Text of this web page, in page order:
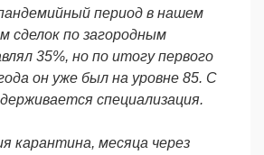
период в нашем
сделок по загородным
35%, но по итогу первого
он уже был на уровне 85. С
специализация.
карантина, месяца через